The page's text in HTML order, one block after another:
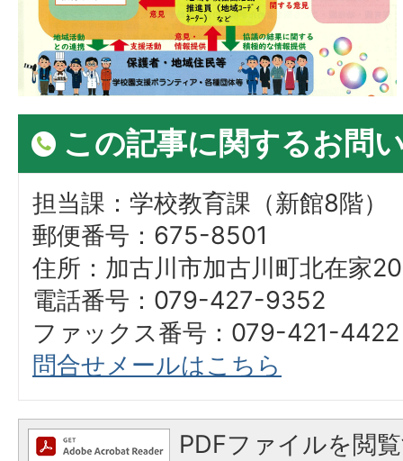
この記事に関するお問
担当課：学校教育課（新館8階）
郵便番号：675-8501
住所：加古川市加古川町北在家
電話番号：079-427-9352
ファックス番号：079-421-4422
問合せメールはこちら
PDFファイルを閲